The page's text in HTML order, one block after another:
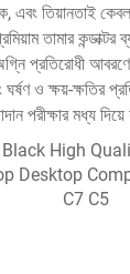
এবং তিয়ানতাই
তামার
প্রতিরোধী
ও ক্ষয়-ক্ষতির
পরীক্ষার মধ্য দিয়ে